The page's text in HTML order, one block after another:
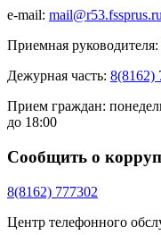
e-mail: mail@r53.fssprus.ru
Приемная руководителя:
Дежурная часть: 8(8162)
Прием граждан:
до 18:00
Сообщить о
8(8162) 777302
Центр телефонного